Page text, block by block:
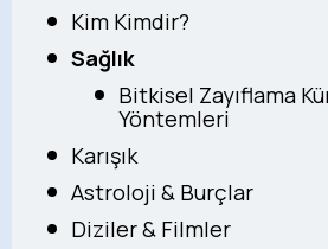
Kim Kimdir?
Sağlık
Bitkisel Zayıflama
Yöntemleri
Karışık
Astroloji & Burçlar
Diziler & Filmler